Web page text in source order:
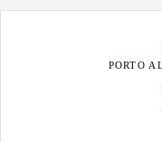
PORTO